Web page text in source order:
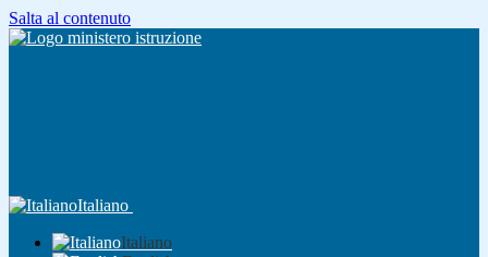
Salta al contenuto
Italiano
Italiano